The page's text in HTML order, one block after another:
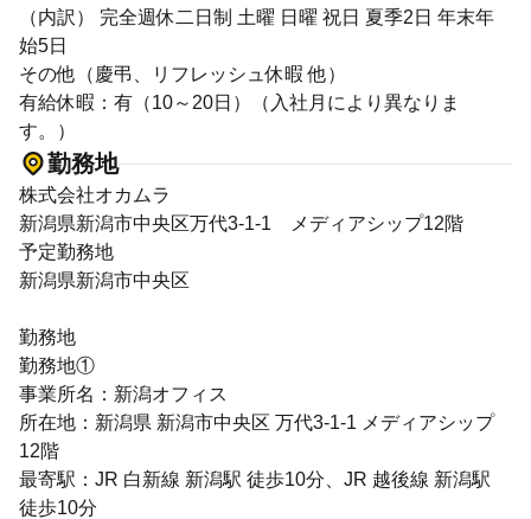
（内訳） 完全週休二日制 土曜 日曜 祝日 夏季2日 年末年
始5日
その他（慶弔、リフレッシュ休暇 他）
有給休暇：有（10～20日）（入社月により異なりま
す。）
勤務地
株式会社オカムラ
新潟県新潟市中央区万代3-1-1 メディアシップ12階
予定勤務地
新潟県新潟市中央区
勤務地
勤務地①
事業所名：新潟オフィス
所在地：新潟県 新潟市中央区 万代3-1-1 メディアシップ
12階
最寄駅：JR 白新線 新潟駅 徒歩10分、JR 越後線 新潟駅
徒歩10分